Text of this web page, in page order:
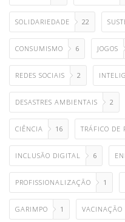
SOLIDARIEDADE 22
CONSUMISMO 6 JOGOS
REDES SOCIAIS 2
DESASTRES AMBIENTAIS 2
CIÊNCIA 16 TRÁFICO DE
INCLUSÃO DIGITAL 6
PROFISSIONALIZAÇÃO 1
GARIMPO 1 VACINAÇÃO